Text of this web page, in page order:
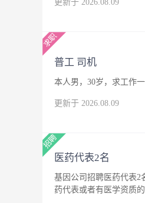
更新于 2026.08.09
普工 司机
本人男，30岁，求工作
更新于 2026.08.09
医药代表2名
基因公司招聘医药代表2
药代表或者有医学资质